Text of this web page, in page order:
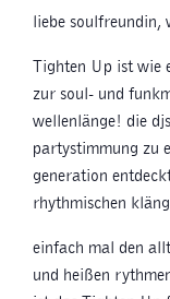
liebe soulfreundin,
Tighten Up ist wie
zur soul- und
wellenlänge! die
partystimmung zu
generation
rhythmischen
einfach mal den
und heißen